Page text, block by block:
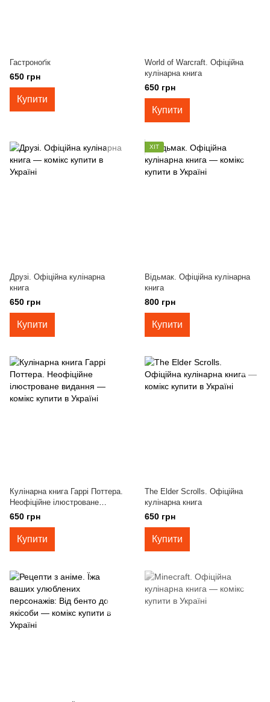
Гастроноґік
650 грн
Купити
World of Warcraft. Офіційна
кулінарна книга
650 грн
Купити
Друзі. Офіційна кулінарна
книга
650 грн
Купити
ХІТ
Відьмак. Офіційна кулінарна
книга
800 грн
Купити
Кулінарна книга Гаррі Поттера.
Неофіційне ілюстроване
видання
650 грн
Купити
The Elder Scrolls. Офіційна
кулінарна книга
650 грн
Купити